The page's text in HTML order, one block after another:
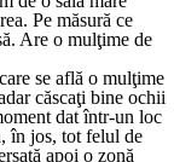
Pe măsură ce
Are o mulţime de
se află o mulţime
căscaţi bine ochii
dat într-un loc
în jos, tot felul de
apoi o zonă